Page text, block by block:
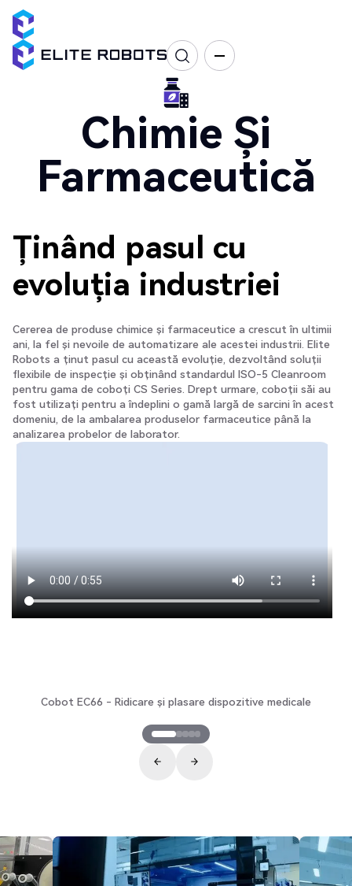
Chimie Și
Farmaceutică
Ținând pasul cu
evoluția industriei
Cererea de produse chimice și farmaceutice a crescut în ultimii
ani, la fel și nevoile de automatizare ale acestei industrii. Elite
Robots a ținut pasul cu această evoluție, dezvoltând soluții
flexibile de inspecție și obținând standardul ISO-5 Cleanroom
pentru gama de coboți CS Series. Drept urmare, coboții săi au
fost utilizați pentru a îndeplini o gamă largă de sarcini în acest
domeniu, de la ambalarea produselor farmaceutice până la
analizarea probelor de laborator.
Cobot EC66 - Ridicare și plasare dispozitive medicale